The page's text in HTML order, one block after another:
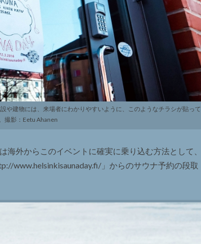
や建物には、来場者にわかりやすいように、このようなチラシが貼って
撮影：Eetu Ahanen
外からこのイベントに確実に乗り込む方法として、
www.helsinkisaunaday.fi/」からのサウナ予約の段取